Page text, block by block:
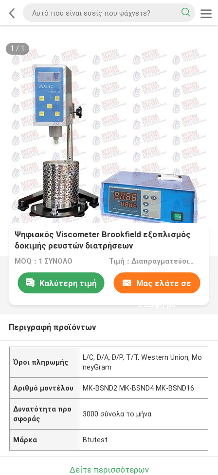
1 / 1
Ψηφιακός Viscometer Brookfield εξοπλισμός
δοκιμής ρευστών διατρήσεων
MOQ：1 ΣΥΝΟΛΟ Τιμή：Διαπραγματεύσιμος
Καλύτερη τιμή Μας ελάτε σε
επαφή με
Περιγραφή προϊόντων
Όροι πληρωμής
L/C, D/A, D/P, T/T, Western Union, Mo
neyGram
Αριθμό μοντέλου MK-BSND2 MK-BSND4 MK-BSND16
Δυνατότητα προ
σφοράς
3000 σύνολα το μήνα
Μάρκα Btutest
Δείτε περισσότερων